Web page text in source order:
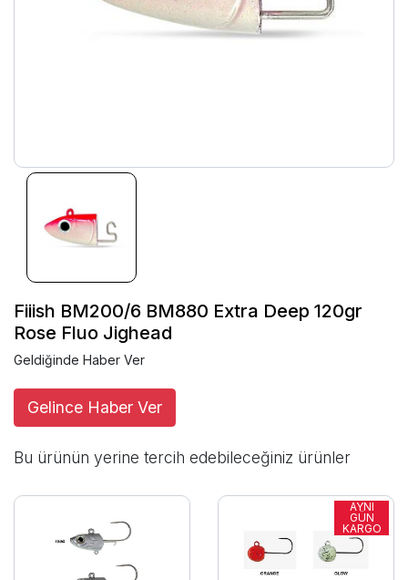
Fiiish BM200/6 BM880 Extra Deep 120gr
Rose Fluo Jighead
Geldiğinde Haber Ver
Gelince Haber Ver
Bu ürünün yerine tercih edebileceğiniz ürünler